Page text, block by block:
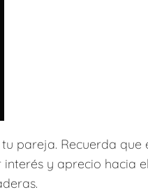
pareja. Recuerda que
y aprecio hacia